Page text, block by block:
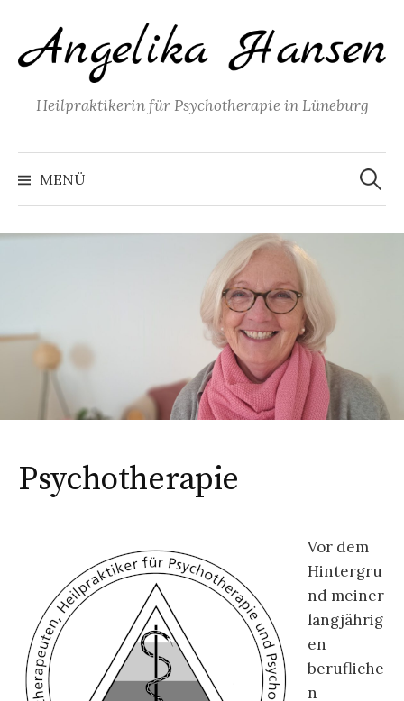
Inhalt
Heilpraktikerin für Psychotherapie in Lüneburg
MENÜ
Suchen
nach:
Psychotherapie
Vor dem
Hintergru
nd meiner
langjährig
en
berufliche
n